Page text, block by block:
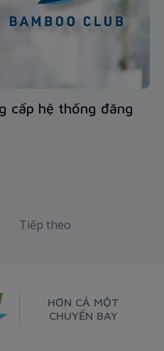
cấp hệ thống đăng
Tiếp theo
HƠN CẢ MỘT
CHUYẾN BAY